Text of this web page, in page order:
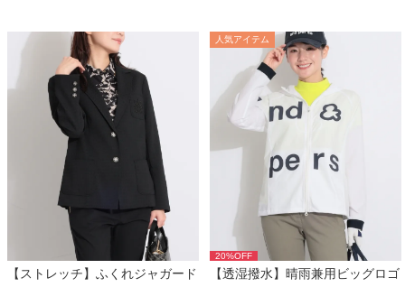
【ストレッチ】ふくれジャガード
人気アイテム
20%OFF
【透湿撥水】晴雨兼用ビッグロゴ